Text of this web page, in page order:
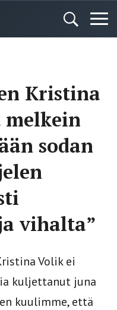
Kristina
sodan
vihalta”
Volik ei
kuljettanut juna
kuulimme, että